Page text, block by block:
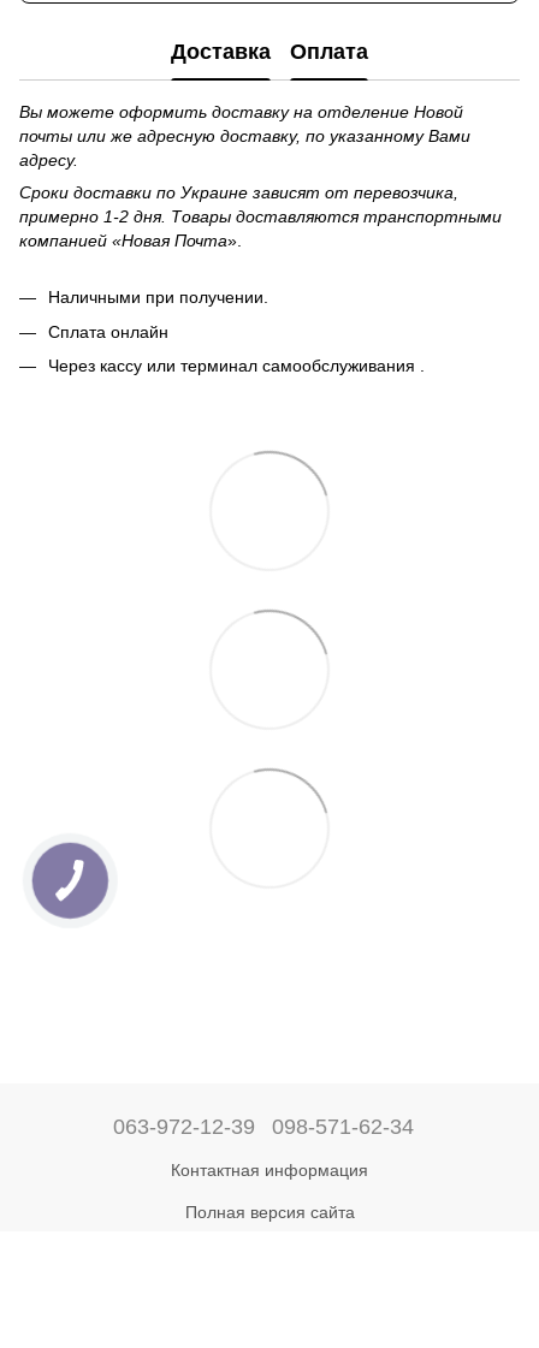
Доставка Оплата
Вы можете оформить доставку на отделение Новой
почты или же адресную доставку, по указанному Вами
адресу.
Сроки доставки по Украине зависят от перевозчика,
примерно 1-2 дня. Товары доставляются транспортными
компанией «Новая Почта».
Наличными при получении.
Сплата онлайн
Через кассу или терминал самообслуживания .
063-972-12-39 098-571-62-34
Контактная информация
Полная версия сайта